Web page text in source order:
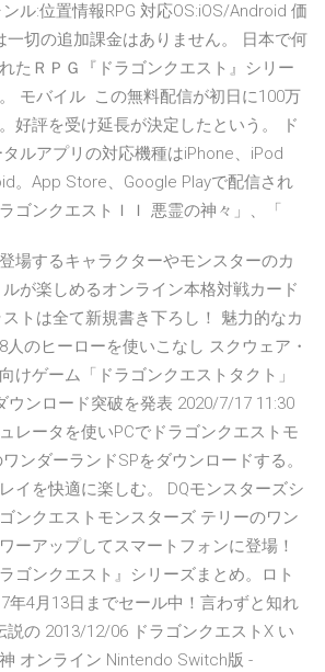
ル:位置情報RPG 対応OS:iOS/Android 価
一切の追加課金はありません。 日本で何
たＲＰＧ『ドラゴンクエスト』シリー
モバイル この無料配信が初日に100万
好評を受け延長が決定したという。 ド
ルアプリの対応機種はiPhone、iPod
。App Store、Google Playで配信され
ゴンクエストＩＩ 悪霊の神々」、「
場するキャラクターやモンスターのカ
が楽しめるオンライン本格対戦カード
トは全て新規書き下ろし！ 魅力的なカ
のヒーローを使いこなし スクウェア・
けゲーム「ドラゴンクエストタクト」
ウンロード突破を発表 2020/7/17 11:30
レータを使いPCでドラゴンクエストモ
ンダーランドSPをダウンロードする。
イを快適に楽しむ。 DQモンスターズシ
ンクエストモンスターズ テリーのワン
ーアップしてスマートフォンに登場！
ゴンクエスト』シリーズまとめ。ロト
年4月13日までセール中！言わずと知れ
説の 2013/12/06 ドラゴンクエストX い
オンライン Nintendo Switch版 -